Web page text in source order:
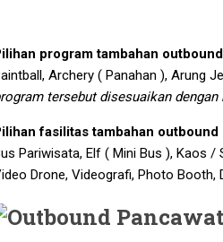
program tambahan
Archery ( Panahan ), Arung
tersebut disesuaikan
fasilitas tambahan outbound
Pariwisata, Elf ( Mini Bus ), Kaos /
Drone, Videografi, Photo Booth,